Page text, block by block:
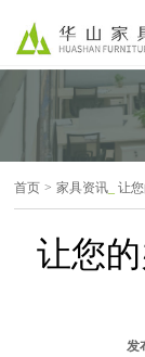
公司首页
公司简介
工程案例
首页 > 家具资讯 _让
让您
发